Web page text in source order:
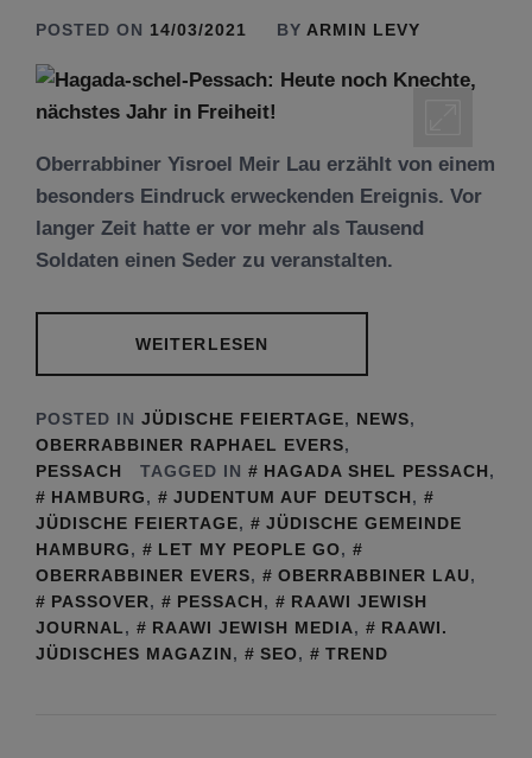
POSTED ON 14/03/2021 BY ARMIN LEVY
Oberrabbiner Yisroel Meir Lau erzählt von einem
besonders Eindruck erweckenden Ereignis. Vor
langer Zeit hatte er vor mehr als Tausend
Soldaten einen Seder zu veranstalten.
WEITERLESEN
POSTED IN JÜDISCHE FEIERTAGE, NEWS,
OBERRABBINER RAPHAEL EVERS,
PESSACH
TAGGED IN HAGADA SHEL PESSACH,
HAMBURG, JUDENTUM AUF DEUTSCH,
JÜDISCHE FEIERTAGE,
JÜDISCHE GEMEINDE
HAMBURG, LET MY PEOPLE GO,
OBERRABBINER EVERS, OBERRABBINER LAU,
PASSOVER, PESSACH,
RAAWI JEWISH
JOURNAL, RAAWI JEWISH MEDIA,
RAAWI.
JÜDISCHES MAGAZIN, SEO, TREND